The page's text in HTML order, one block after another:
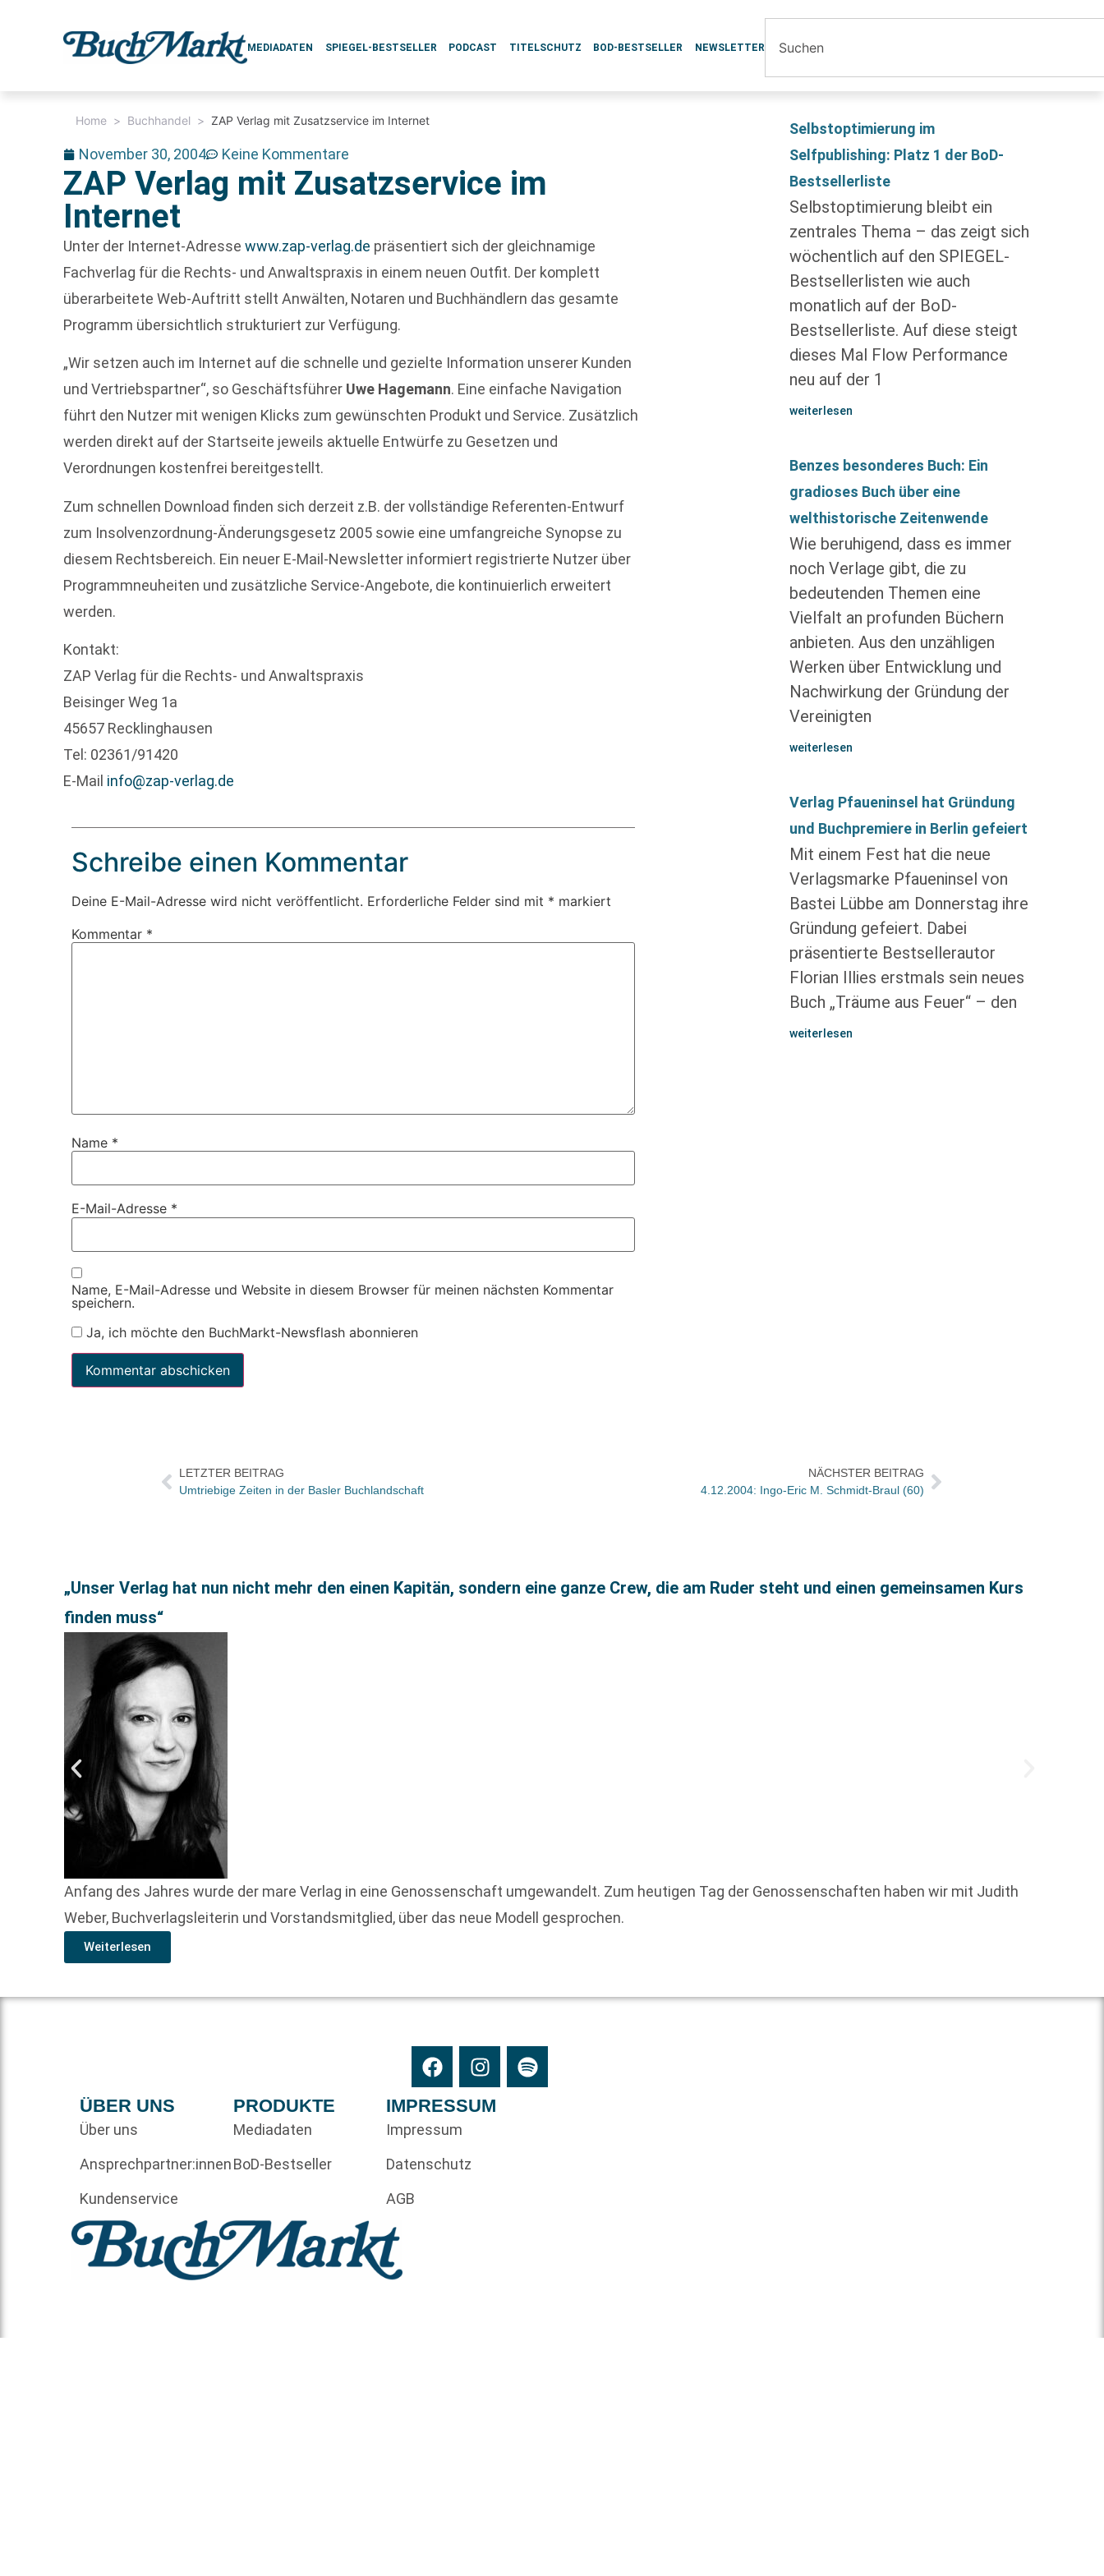
MEDIADATEN SPIEGEL-BESTSELLER PODCAST TITELSCHUTZ BOD-BESTSELLER NEWSLETTER
Home > Buchhandel > ZAP Verlag mit Zusatzservice im Internet
November 30, 2004 Keine Kommentare
ZAP Verlag mit Zusatzservice im
Internet
Unter der Internet-Adressewww.zap-verlag.de präsentiert sich der gleichnamige
Fachverlag für die Rechts- und Anwaltspraxis in einem neuen Outfit. Der komplett
überarbeitete Web-Auftritt stellt Anwälten, Notaren und Buchhändlern das gesamte
Programm übersichtlich strukturiert zur Verfügung.
„Wir setzen auch im Internet auf die schnelle und gezielte Information unserer Kunden
und Vertriebspartner“, so Geschäftsführer Uwe Hagemann. Eine einfache Navigation
führt den Nutzer mit wenigen Klicks zum gewünschten Produkt und Service. Zusätzlich
werden direkt auf der Startseite jeweils aktuelle Entwürfe zu Gesetzen und
Verordnungen kostenfrei bereitgestellt.
Zum schnellen Download finden sich derzeit z.B. der vollständige Referenten-Entwurf
zum Insolvenzordnung-Änderungsgesetz 2005 sowie eine umfangreiche Synopse zu
diesem Rechtsbereich. Ein neuer E-Mail-Newsletter informiert registrierte Nutzer über
Programmneuheiten und zusätzliche Service-Angebote, die kontinuierlich erweitert
werden.
Kontakt:
ZAP Verlag für die Rechts- und Anwaltspraxis
Beisinger Weg 1a
45657 Recklinghausen
Tel: 02361/91420
E-Mail info@zap-verlag.de
Schreibe einen Kommentar
Deine E-Mail-Adresse wird nicht veröffentlicht. Erforderliche Felder sind mit * markiert
Kommentar *
Name *
E-Mail-Adresse *
Name, E-Mail-Adresse und Website in diesem Browser für meinen nächsten Kommentar
speichern.
Ja, ich möchte den BuchMarkt-Newsflash abonnieren
Selbstoptimierung im
Selfpublishing: Platz 1 der BoD-
Bestsellerliste
Selbstoptimierung bleibt ein
zentrales Thema – das zeigt sich
wöchentlich auf den SPIEGEL-
Bestsellerlisten wie auch
monatlich auf der BoD-
Bestsellerliste. Auf diese steigt
dieses Mal Flow Performance
neu auf der 1
weiterlesen
Benzes besonderes Buch: Ein
gradioses Buch über eine
welthistorische Zeitenwende
Wie beruhigend, dass es immer
noch Verlage gibt, die zu
bedeutenden Themen eine
Vielfalt an profunden Büchern
anbieten. Aus den unzähligen
Werken über Entwicklung und
Nachwirkung der Gründung der
Vereinigten
weiterlesen
Verlag Pfaueninsel hat Gründung
und Buchpremiere in Berlin gefeiert
Mit einem Fest hat die neue
Verlagsmarke Pfaueninsel von
Bastei Lübbe am Donnerstag ihre
Gründung gefeiert. Dabei
präsentierte Bestsellerautor
Florian Illies erstmals sein neues
Buch „Träume aus Feuer“ – den
weiterlesen
LETZTER BEITRAG
Umtriebige Zeiten in der Basler Buchlandschaft
NÄCHSTER BEITRAG
4.12.2004: Ingo-Eric M. Schmidt-Braul (60)
„Unser Verlag hat nun nicht mehr den einen Kapitän, sondern eine ganze Crew, die am Ruder steht und einen gemeinsamen Kurs
finden muss“
Anfang des Jahres wurde der mare Verlag in eine Genossenschaft umgewandelt. Zum heutigen Tag der Genossenschaften haben wir mit Judith
Weber, Buchverlagsleiterin und Vorstandsmitglied, über das neue Modell gesprochen.
Weiterlesen
ÜBER UNS
Über uns
Ansprechpartner:innen
Kundenservice
PRODUKTE
Mediadaten
BoD-Bestseller
IMPRESSUM
Impressum
Datenschutz
AGB